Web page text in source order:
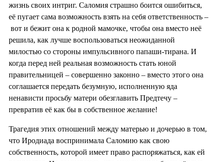
жизнь своих интриг. Саломия страшно боится ошибиться,
её пугает сама возможность взять на себя ответственность –
вот и бежит она к родной мамочке, чтобы она вместо неё
решила, как лучше воспользоваться неожиданной
милостью со стороны импульсивного папаши-тирана. И
когда перед ней реальная возможность стать юной
правительницей – совершенно законно – вместо этого она
соглашается передать безумную, исполненную яда
ненависти просьбу матери обезглавить Предтечу –
превратив её как бы в собственное желание!
Трагедия этих отношений между матерью и дочерью в том,
что Иродиада воспринимала Саломию как свою
собственность, которой имеет право распоряжаться, как ей